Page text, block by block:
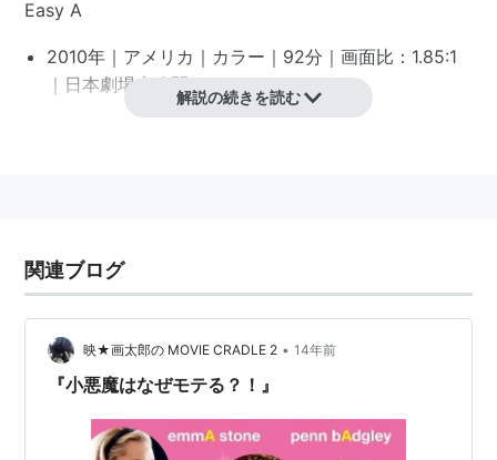
Easy A
2010年｜アメリカ｜カラー｜92分｜画面比：1.85:1
｜日本劇場未公開｜MPAA: PG-13*1
製作補：アリシア・エメリッヒ
撮影：マイケル・グレイディ
プロダクションデザイン：
編集：スーザン・リッテンバーグ
解説の続きを読む
関連ブログ
映★画太郎の MOVIE CRADLE 2 • 14年前
『小悪魔はなぜモテる？！』